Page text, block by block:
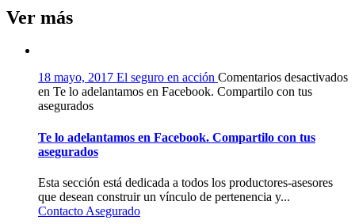
Ver más
18 mayo, 2017 El seguro en acción Comentarios desactivados
en Te lo adelantamos en Facebook. Compartilo con tus
asegurados
Te lo adelantamos en Facebook. Compartilo con tus
asegurados
Esta sección está dedicada a todos los productores-asesores
que desean construir un vínculo de pertenencia y...
Contacto Asegurado